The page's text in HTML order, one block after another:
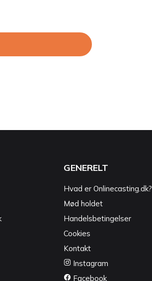
GENERELT
Hvad er Onlinecasting.dk?
Mød holdet
Handelsbetingelser
Cookies
Kontakt
Instagram
Facebook